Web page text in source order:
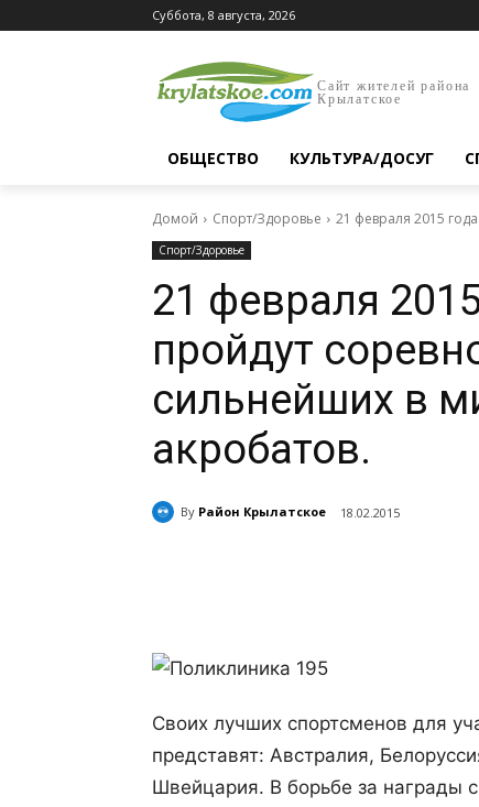
Суббота, 8 августа, 2026
Сайт жителей района
Крылатское
ОБЩЕСТВО КУЛЬТУРА/ДОСУГ
Домой Спорт/Здоровье 21 февраля 2015
Спорт/Здоровье
21 февраля
пройдут
сильнейших в
акробатов.
By Район Крылатское 18.02.2015
Своих лучших спортсменов для
представят: Австралия,
Швейцария. В борьбе за награды